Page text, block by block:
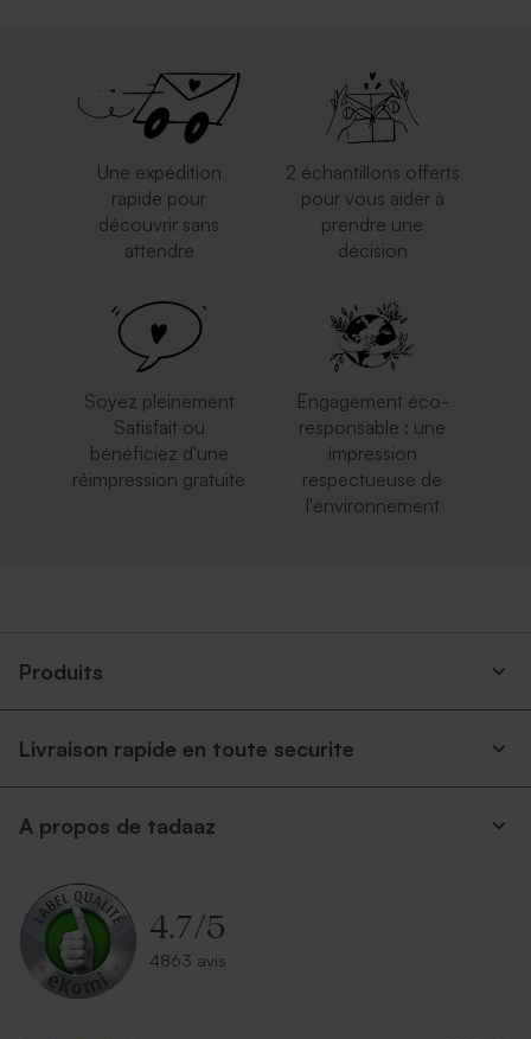
Une expédition
rapide pour
découvrir sans
attendre
2 échantillons offerts
pour vous aider à
prendre une
décision
Soyez pleinement
Satisfait ou
bénéficiez d'une
réimpression gratuite
Engagement éco-
responsable : une
impression
respectueuse de
l'environnement
Produits
Livraison rapide en toute securite
A propos de tadaaz
4.7/5
4863 avis